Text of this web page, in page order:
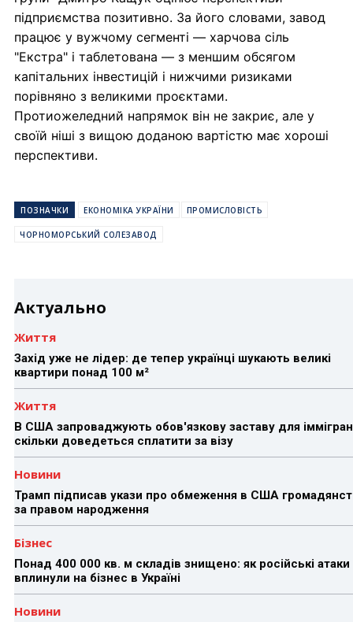
підприємства позитивно. За його словами, завод
працює у вужчому сегменті — харчова сіль
"Екстра" і таблетована — з меншим обсягом
капітальних інвестицій і нижчими ризиками
порівняно з великими проєктами.
Протиожеледний напрямок він не закриє, але у
своїй ніші з вищою доданою вартістю має хороші
перспективи.
ПОЗНАЧКИ ЕКОНОМІКА УКРАЇНИ ПРОМИСЛОВІСТЬ
ЧОРНОМОРСЬКИЙ СОЛЕЗАВОД
Актуально
Життя
Захід уже не лідер: де тепер українці шукають великі
квартири понад 100 м²
Життя
В США запроваджують обов'язкову заставу для
скільки доведеться сплатити за візу
Новини
Трамп підписав укази про обмеження в США
за правом народження
Бізнес
Понад 400 000 кв. м складів знищено: як російські атаки
вплинули на бізнес в Україні
Новини